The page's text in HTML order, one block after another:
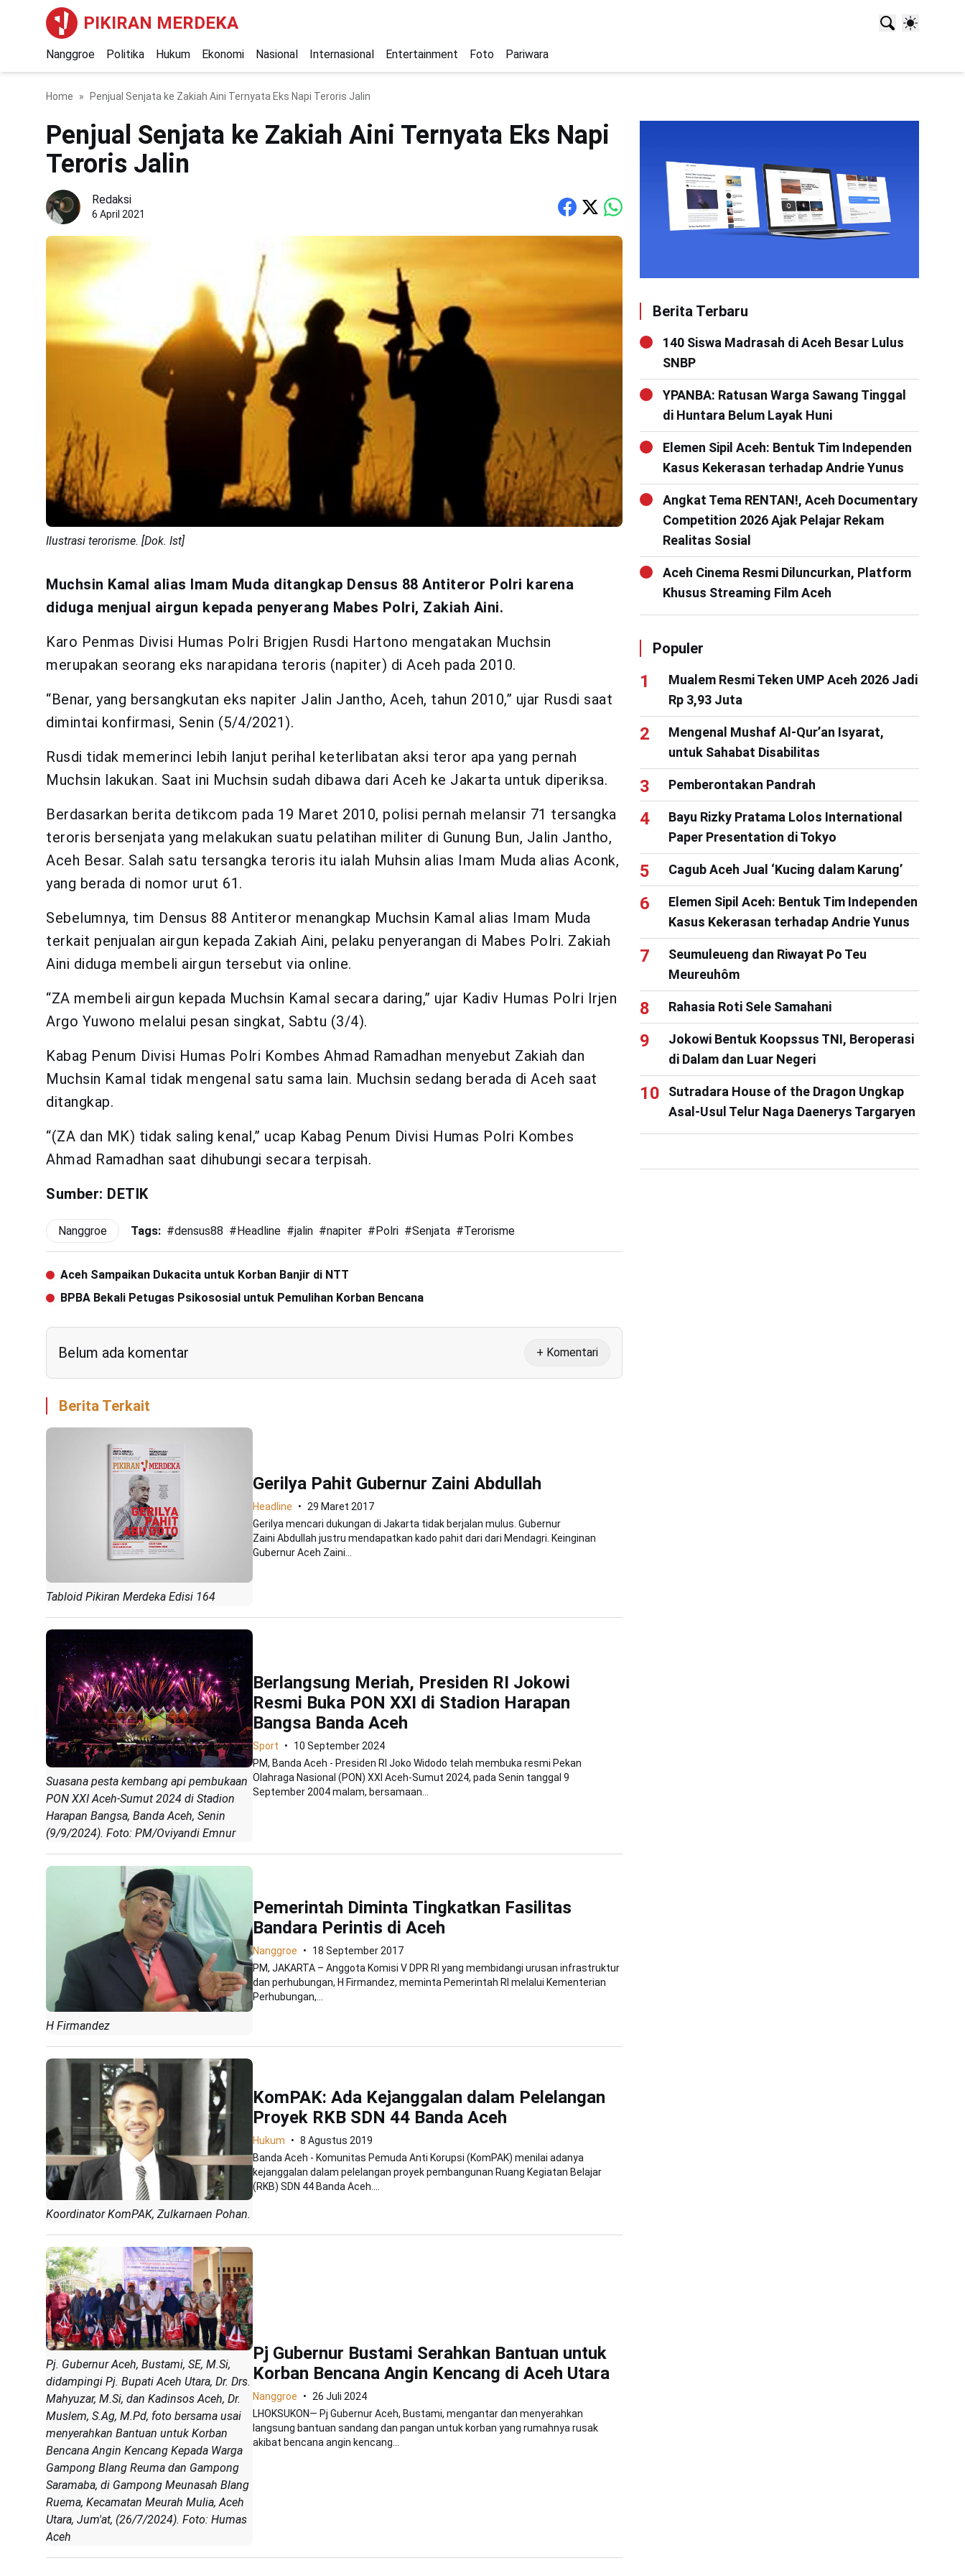
PIKIRAN MERDEKA
Nanggroe Politika Hukum Ekonomi Nasional Internasional Entertainment Foto Pariwara
Home Penjual Senjata ke Zakiah Aini Ternyata Eks Napi Teroris Jalin
Penjual Senjata ke Zakiah Aini Ternyata Eks Napi
Teroris Jalin
Redaksi
6 April 2021
Ilustrasi terorisme. [Dok. Ist]
Muchsin Kamal alias Imam Muda ditangkap Densus 88 Antiteror Polri karena
diduga menjual airgun kepada penyerang Mabes Polri, Zakiah Aini.
Karo Penmas Divisi Humas Polri Brigjen Rusdi Hartono mengatakan Muchsin
merupakan seorang eks narapidana teroris (napiter) di Aceh pada 2010.
“Benar, yang bersangkutan eks napiter Jalin Jantho, Aceh, tahun 2010,” ujar Rusdi saat
dimintai konfirmasi, Senin (5/4/2021).
Rusdi tidak memerinci lebih lanjut perihal keterlibatan aksi teror apa yang pernah
Muchsin lakukan. Saat ini Muchsin sudah dibawa dari Aceh ke Jakarta untuk diperiksa.
Berdasarkan berita detikcom pada 19 Maret 2010, polisi pernah melansir 71 tersangka
teroris bersenjata yang melakukan suatu pelatihan militer di Gunung Bun, Jalin Jantho,
Aceh Besar. Salah satu tersangka teroris itu ialah Muhsin alias Imam Muda alias Aconk,
yang berada di nomor urut 61.
Sebelumnya, tim Densus 88 Antiteror menangkap Muchsin Kamal alias Imam Muda
terkait penjualan airgun kepada Zakiah Aini, pelaku penyerangan di Mabes Polri. Zakiah
Aini diduga membeli airgun tersebut via online.
“ZA membeli airgun kepada Muchsin Kamal secara daring,” ujar Kadiv Humas Polri Irjen
Argo Yuwono melalui pesan singkat, Sabtu (3/4).
Kabag Penum Divisi Humas Polri Kombes Ahmad Ramadhan menyebut Zakiah dan
Muchsin Kamal tidak mengenal satu sama lain. Muchsin sedang berada di Aceh saat
ditangkap.
“(ZA dan MK) tidak saling kenal,” ucap Kabag Penum Divisi Humas Polri Kombes
Ahmad Ramadhan saat dihubungi secara terpisah.
Sumber: DETIK
Nanggroe Tags: #densus88 # Headline #jalin #napiter # Polri #Senjata #Terorisme
Aceh Sampaikan Dukacita untuk Korban Banjir di NTT
BPBA Bekali Petugas Psikososial untuk Pemulihan Korban Bencana
Belum ada komentar + Komentari
Berita Terkait
Tabloid Pikiran Merdeka Edisi 164
Gerilya Pahit Gubernur Zaini Abdullah
Headline
29 Maret 2017
Gerilya mencari dukungan di Jakarta tidak berjalan mulus. Gubernur
Zaini Abdullah justru mendapatkan kado pahit dari dari Mendagri. Keinginan
Gubernur Aceh Zaini...
Suasana pesta kembang api pembukaan
PON XXI Aceh-Sumut 2024 di Stadion
Harapan Bangsa, Banda Aceh, Senin
(9/9/2024). Foto: PM/Oviyandi Emnur
Berlangsung Meriah, Presiden RI Jokowi
Resmi Buka PON XXI di Stadion Harapan
Bangsa Banda Aceh
Sport
10 September 2024
PM, Banda Aceh - Presiden RI Joko Widodo telah membuka resmi Pekan
Olahraga Nasional (PON) XXI Aceh-Sumut 2024, pada Senin tanggal 9
September 2004 malam, bersamaan...
H Firmandez
Pemerintah Diminta Tingkatkan Fasilitas
Bandara Perintis di Aceh
Nanggroe
18 September 2017
PM, JAKARTA – Anggota Komisi V DPR RI yang membidangi urusan infrastruktur
dan perhubungan, H Firmandez, meminta Pemerintah RI melalui Kementerian
Perhubungan,...
Koordinator KomPAK, Zulkarnaen Pohan.
KomPAK: Ada Kejanggalan dalam Pelelangan
Proyek RKB SDN 44 Banda Aceh
Hukum
8 Agustus 2019
Banda Aceh - Komunitas Pemuda Anti Korupsi (KomPAK) menilai adanya
kejanggalan dalam pelelangan proyek pembangunan Ruang Kegiatan Belajar
(RKB) SDN 44 Banda Aceh....
Pj. Gubernur Aceh, Bustami, SE, M.Si,
didampingi Pj. Bupati Aceh Utara, Dr. Drs.
Mahyuzar, M.Si, dan Kadinsos Aceh, Dr.
Muslem, S.Ag, M.Pd, foto bersama usai
menyerahkan Bantuan untuk Korban
Bencana Angin Kencang Kepada Warga
Gampong Blang Reuma dan Gampong
Saramaba, di Gampong Meunasah Blang
Ruema, Kecamatan Meurah Mulia, Aceh
Utara, Jum'at, (26/7/2024). Foto: Humas
Aceh
Pj Gubernur Bustami Serahkan Bantuan untuk
Korban Bencana Angin Kencang di Aceh Utara
Nanggroe
26 Juli 2024
LHOKSUKON— Pj Gubernur Aceh, Bustami, mengantar dan menyerahkan
langsung bantuan sandang dan pangan untuk korban yang rumahnya rusak
akibat bencana angin kencang...
Berita Terbaru
140 Siswa Madrasah di Aceh Besar Lulus
SNBP
YPANBA: Ratusan Warga Sawang Tinggal
di Huntara Belum Layak Huni
Elemen Sipil Aceh: Bentuk Tim Independen
Kasus Kekerasan terhadap Andrie Yunus
Angkat Tema RENTAN!, Aceh Documentary
Competition 2026 Ajak Pelajar Rekam
Realitas Sosial
Aceh Cinema Resmi Diluncurkan, Platform
Khusus Streaming Film Aceh
Populer
Mualem Resmi Teken UMP Aceh 2026 Jadi
Rp 3,93 Juta
Mengenal Mushaf Al-Qur’an Isyarat,
untuk Sahabat Disabilitas
Pemberontakan Pandrah
Bayu Rizky Pratama Lolos International
Paper Presentation di Tokyo
Cagub Aceh Jual ‘Kucing dalam Karung’
Elemen Sipil Aceh: Bentuk Tim Independen
Kasus Kekerasan terhadap Andrie Yunus
Seumuleueng dan Riwayat Po Teu
Meureuhôm
Rahasia Roti Sele Samahani
Jokowi Bentuk Koopssus TNI, Beroperasi
di Dalam dan Luar Negeri
Sutradara House of the Dragon Ungkap
Asal-Usul Telur Naga Daenerys Targaryen